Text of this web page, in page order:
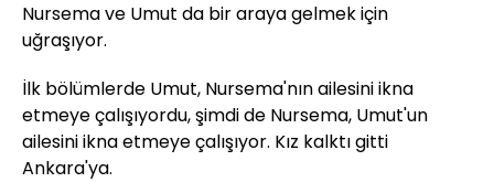
Nursema ve Umut da bir araya gelmek için
uğraşıyor.
İlk bölümlerde Umut, Nursema'nın ailesini ikna
etmeye çalışıyordu, şimdi de Nursema, Umut'un
ailesini ikna etmeye çalışıyor. Kız kalktı gitti
Ankara'ya.